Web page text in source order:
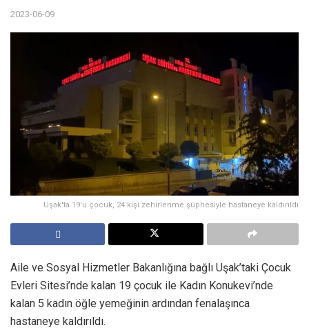
2023-06-09
Uşak'ta 19'u çocuk, 24 kişi zehirlenme şüphesiyle hastaneye kaldırıldı
Aile ve Sosyal Hizmetler Bakanlığına bağlı Uşak’taki Çocuk
Evleri Sitesi’nde kalan 19 çocuk ile Kadın Konukevi’nde
kalan 5 kadın öğle yemeğinin ardından fenalaşınca
hastaneye kaldırıldı.